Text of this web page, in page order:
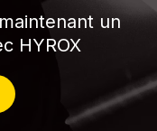
un
HYROX